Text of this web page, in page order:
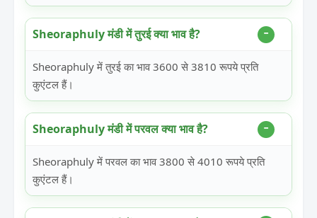
Sheoraphuly मंडी में तुरई क्या भाव है?
Sheoraphuly में तुरई का भाव 3600 से 3810 रूपये प्रति
कुएंटल हैं।
Sheoraphuly मंडी में परवल क्या भाव है?
Sheoraphuly में परवल का भाव 3800 से 4010 रूपये प्रति
कुएंटल हैं।